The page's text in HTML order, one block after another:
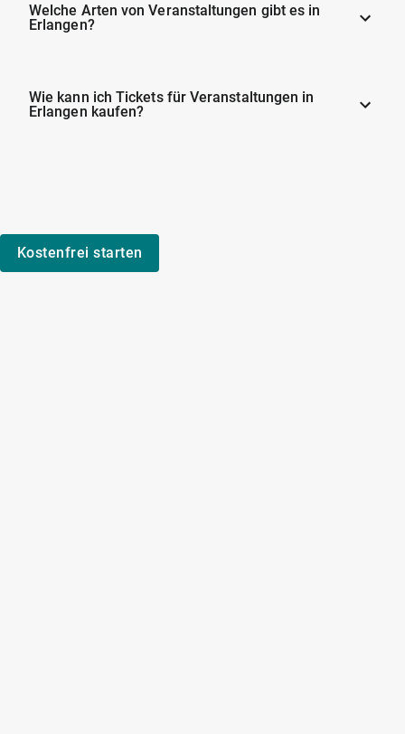
Welche Arten von Veranstaltungen gibt es in
Erlangen?
Wie kann ich Tickets für Veranstaltungen in
Erlangen kaufen?
Kostenfrei starten